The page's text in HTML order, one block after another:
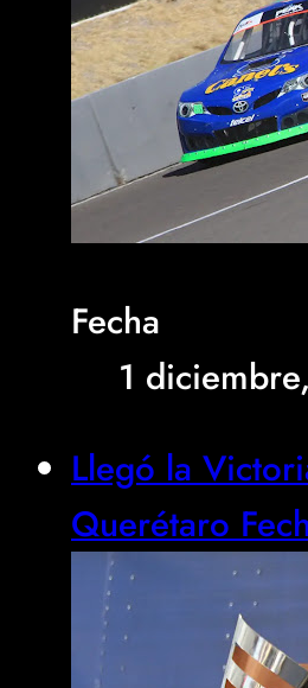
Fecha
1
Llegó la
Querétaro